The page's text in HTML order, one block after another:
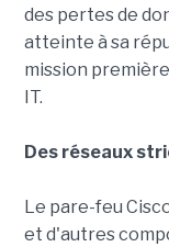
des pertes de
atteinte à sa
mission
IT.
Des réseaux
Le pare-feu
et d'autres